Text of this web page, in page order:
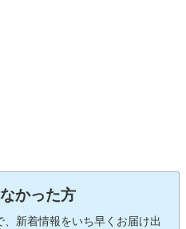
かった方
新着情報をいち早くお届け出